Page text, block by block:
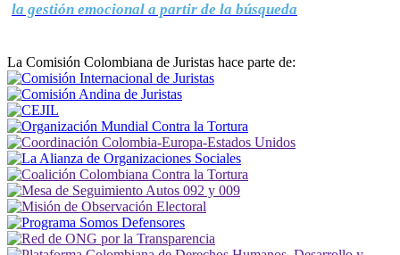
la gestión emocional a partir de la búsqueda
La Comisión Colombiana de Juristas hace parte de: